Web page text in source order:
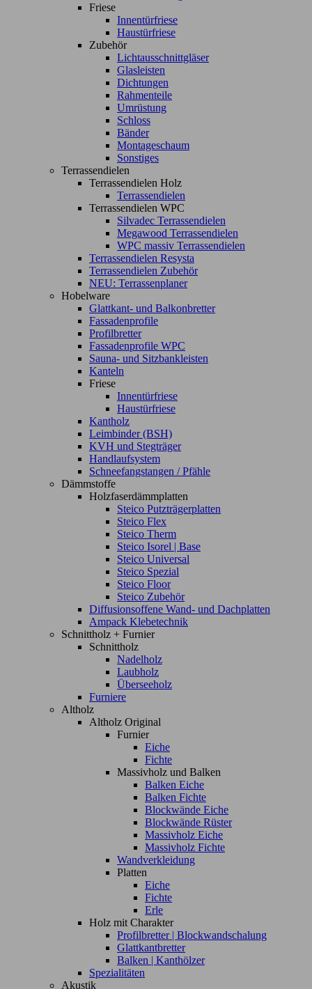
Friese
Innentürfriese
Haustürfriese
Zubehör
Lichtausschnittgläser
Glasleisten
Dichtungen
Rahmenteile
Umrüstung
Schloss
Bänder
Montageschaum
Sonstiges
Terrassendielen
Terrassendielen Holz
Terrassendielen
Terrassendielen WPC
Silvadec Terrassendielen
Megawood Terrassendielen
WPC massiv Terrassendielen
Terrassendielen Resysta
Terrassendielen Zubehör
NEU: Terrassenplaner
Hobelware
Glattkant- und Balkonbretter
Fassadenprofile
Profilbretter
Fassadenprofile WPC
Sauna- und Sitzbankleisten
Kanteln
Friese
Innentürfriese
Haustürfriese
Kantholz
Leimbinder (BSH)
KVH und Stegträger
Handlaufsystem
Schneefangstangen / Pfähle
Dämmstoffe
Holzfaserdämmplatten
Steico Putzträgerplatten
Steico Flex
Steico Therm
Steico Isorel | Base
Steico Universal
Steico Spezial
Steico Floor
Steico Zubehör
Diffusionsoffene Wand- und Dachplatten
Ampack Klebetechnik
Schnittholz + Furnier
Schnittholz
Nadelholz
Laubholz
Überseeholz
Furniere
Altholz
Altholz Original
Furnier
Eiche
Fichte
Massivholz und Balken
Balken Eiche
Balken Fichte
Blockwände Eiche
Blockwände Rüster
Massivholz Eiche
Massivholz Fichte
Wandverkleidung
Platten
Eiche
Fichte
Erle
Holz mit Charakter
Profilbretter | Blockwandschalung
Glattkantbretter
Balken | Kanthölzer
Spezialitäten
Akustik